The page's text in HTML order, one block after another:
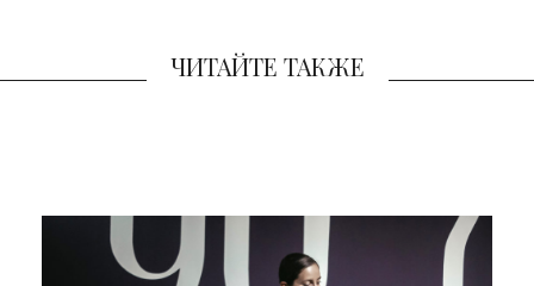
ЧИТАЙТЕ ТАКЖЕ